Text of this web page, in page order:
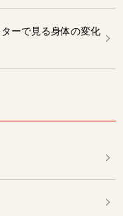
ーで見る身体の変化